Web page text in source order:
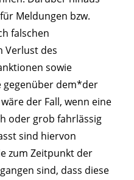
Mel­dun­gen bzw.
fal­schen
Ver­lust des
sowie
gegen­über dem*der
der Fall, wenn eine
oder grob fahr­läs­sig
sind hier­von
zum Zeit­punkt der
sind, dass die­se